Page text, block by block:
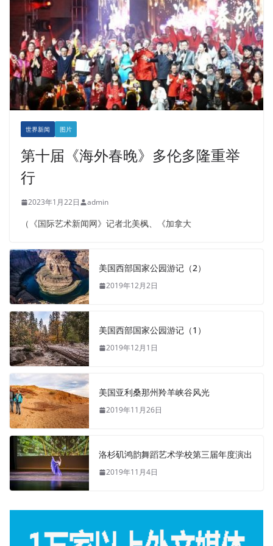
世界新闻 图片
第十届《海外春晚》多伦多隆重举
行
2023年1月22日 admin
（《国际艺术新闻网》记者北美枫、《加拿大
美国西部国家公园游记（2）
2019年12月2日
美国西部国家公园游记（1）
2019年12月1日
美国亚利桑那州羚羊峡谷风光
2019年11月26日
洛杉矶鸿韵舞蹈艺术学校第三届年度演出
2019年11月4日